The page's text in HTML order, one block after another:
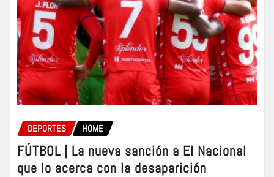
DEPORTES HOME
FÚTBOL | La nueva sanción a El Nacional
que lo acerca con la desaparición